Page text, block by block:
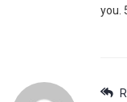
you.